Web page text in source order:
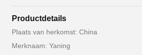
Productdetails
Plaats van herkomst: China
Merknaam: Yaning